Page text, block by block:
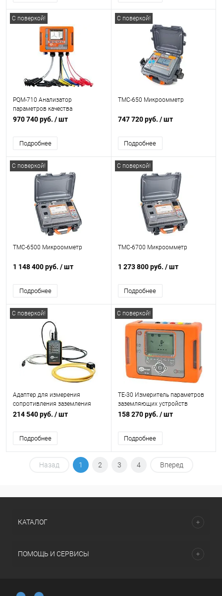
С поверкой!
PQM-710 Анализатор
параметров качества
электрической энергии
970 740 руб. / шт
Подробнее
С поверкой!
ТМС-650 Микроомметр
747 720 руб. / шт
Подробнее
С поверкой!
ТМС-6500 Микроомметр
1 148 400 руб. / шт
Подробнее
С поверкой!
ТМС-6700 Микроомметр
1 273 800 руб. / шт
Подробнее
С поверкой!
Адаптер для измерения
сопротивления заземления
опор линий электропередачи
214 540 руб. / шт
Подробнее
С поверкой!
ТЕ-30 Измеритель параметров
заземляющих устройств
158 270 руб. / шт
Подробнее
Назад 1 2 3 4 Вперед
КАТАЛОГ
ПОМОЩЬ И СЕРВИСЫ